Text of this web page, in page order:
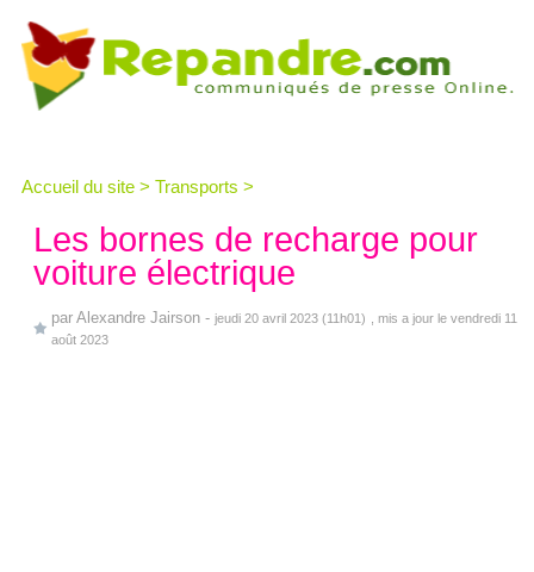
Accueil du site > Transports >
Les bornes de recharge pour
voiture électrique
par Alexandre Jairson - jeudi 20 avril 2023 (11h01)
, mis a jour le vendredi 11
août 2023